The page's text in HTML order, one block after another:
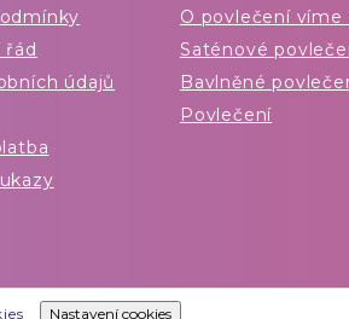
řád
údajů
O povlečení víme
Saténové
Bavlněné
Povlečení
Nastavení cookies